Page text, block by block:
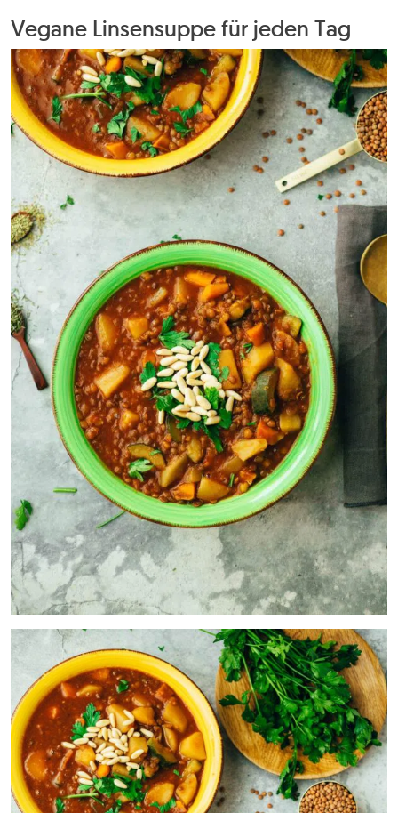
Vegane Linsensuppe für jeden Tag